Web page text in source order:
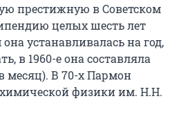
престижную в Советском
целых шесть лет
устанавливалась на год,
в 1960-е она составляла
месяц). В 70-х Пармон
химической физики им. Н.Н.